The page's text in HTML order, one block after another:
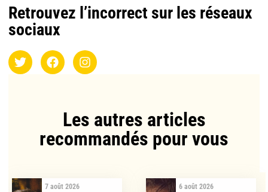
Retrouvez l’incorrect sur les réseaux
sociaux
Les autres articles
recommandés pour vous​
7 août 2026 6 août 2026